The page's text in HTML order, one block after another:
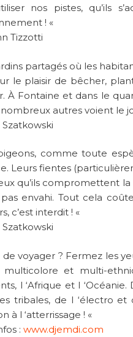
nos pistes, qu’ils
! «
Tizzotti
partagés où les
le plaisir de bêcher,
À Fontaine et dans le
autres voient le
comme toute
Leurs fientes
qu’ils compromettent
envahi. Tout cela
c’est interdit ! «
de voyager ? Fermez les
multicolore et multi-
l ‘Afrique et l
tribales, de l ‘électro
à l ‘atterrissage ! «
: www.djemdi.com